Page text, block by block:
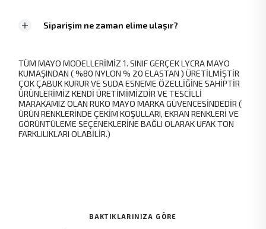
Siparişim ne zaman elime ulaşır?
TÜM MAYO MODELLERİMİZ 1. SINIF GERÇEK LYCRA MAYO
KUMAŞINDAN ( %80 NYLON % 20 ELASTAN ) ÜRETİLMİŞTİR
ÇOK ÇABUK KURUR VE SUDA ESNEME ÖZELLİĞİNE SAHİPTİR
ÜRÜNLERİMİZ KENDİ ÜRETİMİMİZDİR VE TESCİLLİ
MARAKAMIZ OLAN RUKO MAYO MARKA GÜVENCESİNDEDİR (
ÜRÜN RENKLERİNDE ÇEKİM KOŞULLARI, EKRAN RENKLERİ VE
GÖRÜNTÜLEME SEÇENEKLERİNE BAĞLI OLARAK UFAK TON
FARKLILIKLARI OLABİLİR.)
BAKTIKLARINIZA GÖRE